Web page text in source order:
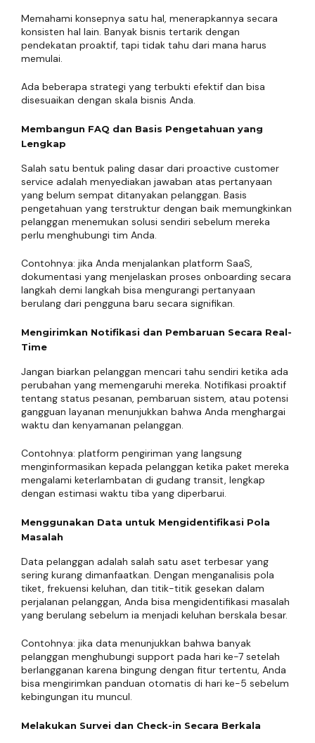
Memahami konsepnya satu hal, menerapkannya secara
konsisten hal lain. Banyak bisnis tertarik dengan
pendekatan proaktif, tapi tidak tahu dari mana harus
memulai.
Ada beberapa strategi yang terbukti efektif dan bisa
disesuaikan dengan skala bisnis Anda.
Membangun FAQ dan Basis Pengetahuan yang
Lengkap
Salah satu bentuk paling dasar dari proactive customer
service adalah menyediakan jawaban atas pertanyaan
yang belum sempat ditanyakan pelanggan. Basis
pengetahuan yang terstruktur dengan baik memungkinkan
pelanggan menemukan solusi sendiri sebelum mereka
perlu menghubungi tim Anda.
Contohnya: jika Anda menjalankan platform SaaS,
dokumentasi yang menjelaskan proses onboarding secara
langkah demi langkah bisa mengurangi pertanyaan
berulang dari pengguna baru secara signifikan.
Mengirimkan Notifikasi dan Pembaruan Secara Real-
Time
Jangan biarkan pelanggan mencari tahu sendiri ketika ada
perubahan yang memengaruhi mereka. Notifikasi proaktif
tentang status pesanan, pembaruan sistem, atau potensi
gangguan layanan menunjukkan bahwa Anda menghargai
waktu dan kenyamanan pelanggan.
Contohnya: platform pengiriman yang langsung
menginformasikan kepada pelanggan ketika paket mereka
mengalami keterlambatan di gudang transit, lengkap
dengan estimasi waktu tiba yang diperbarui.
Menggunakan Data untuk Mengidentifikasi Pola
Masalah
Data pelanggan adalah salah satu aset terbesar yang
sering kurang dimanfaatkan. Dengan menganalisis pola
tiket, frekuensi keluhan, dan titik-titik gesekan dalam
perjalanan pelanggan, Anda bisa mengidentifikasi masalah
yang berulang sebelum ia menjadi keluhan berskala besar.
Contohnya: jika data menunjukkan bahwa banyak
pelanggan menghubungi support pada hari ke-7 setelah
berlangganan karena bingung dengan fitur tertentu, Anda
bisa mengirimkan panduan otomatis di hari ke-5 sebelum
kebingungan itu muncul.
Melakukan Survei dan Check-in Secara Berkala